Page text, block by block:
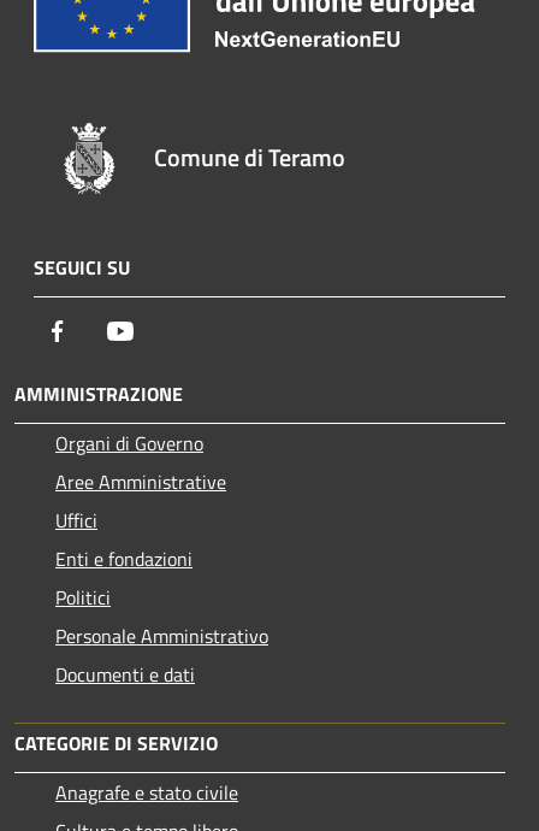
Comune di Teramo
SEGUICI SU
Facebook
AMMINISTRAZIONE
Organi di Governo
Aree Amministrative
Uffici
Enti e fondazioni
Politici
Personale Amministrativo
Documenti e dati
CATEGORIE DI SERVIZIO
Anagrafe e stato civile